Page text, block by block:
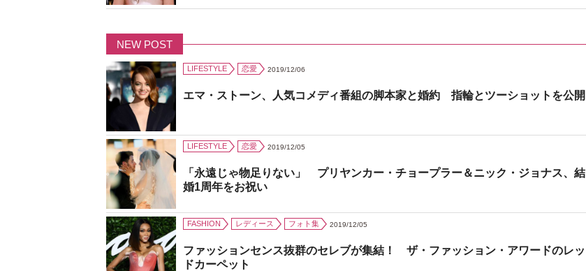
NEW POST
LIFESTYLE 恋愛 2019/12/06
エマ・ストーン、人気コメディ番組の脚本家と婚約 指輪とツーショットを公開
LIFESTYLE 恋愛 2019/12/05
「永遠じゃ物足りない」 プリヤンカー・チョープラー＆ニック・ジョナス、結
婚1周年をお祝い
FASHION レディース フォト集 2019/12/05
ファッションセンス抜群のセレブが集結！ ザ・ファッション・アワードのレッ
ドカーペット